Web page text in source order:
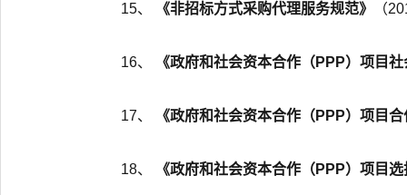
15、 《非招标方式采购代理服务规范》 （
16、 《政府和社会资本合作（PPP）项目
17、 《政府和社会资本合作（PPP）项目
18、 《政府和社会资本合作（PPP）项目